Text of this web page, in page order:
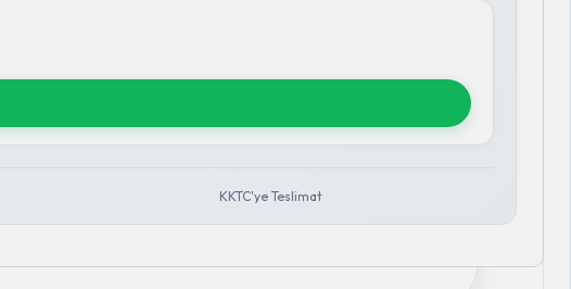
KKTC'ye Teslimat